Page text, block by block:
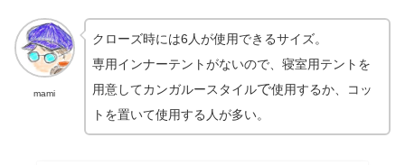
mami
クローズ時には6人が使用できるサイズ。
専用インナーテントがないので、寝室用テントを
用意してカンガルースタイルで使用するか、コッ
トを置いて使用する人が多い。